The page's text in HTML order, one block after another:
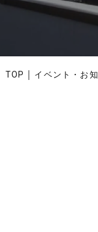
TOP ｜ イベント・お